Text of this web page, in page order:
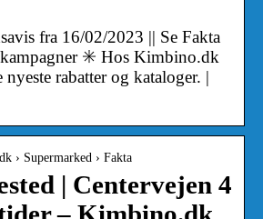
fra 16/02/2023 || Se Fakta
✳️ Hos Kimbino.dk
rabatter og kataloger. |
› Supermarked › Fakta
| Centervejen 4